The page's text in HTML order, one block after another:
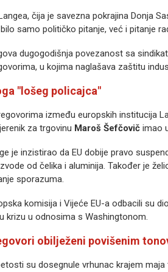
čija je savezna pokrajina Donja
samo političko pitanje, već i pitanje
dugogodišnja povezanost sa
u kojima naglašava zaštitu
"lošeg policajca"
između europskih institucija
za trgovinu Maroš Šefčovič imao
je inzistirao da EU dobije pravo
od čelika i aluminija. Također je
sporazuma.
komisija i Vijeće EU-a odbacili su
krizu u odnosima s Washingtonom.
obilježeni povišenim
su dosegnule vrhunac krajem